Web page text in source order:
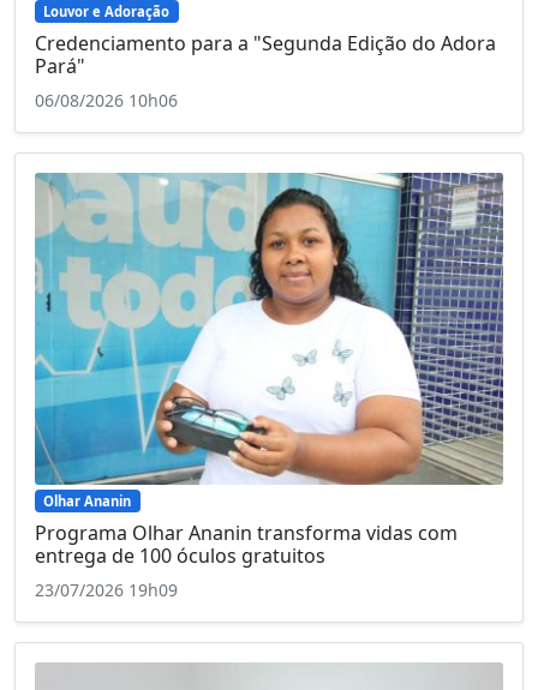
Louvor e Adoração
Credenciamento para a "Segunda Edição do Adora
Pará"
06/08/2026 10h06
Olhar Ananin
Programa Olhar Ananin transforma vidas com
entrega de 100 óculos gratuitos
23/07/2026 19h09